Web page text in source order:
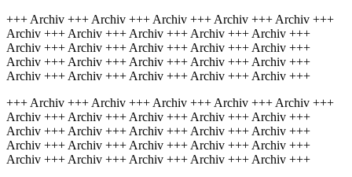
+++ Archiv +++ Archiv +++ Archiv +++ Archiv +++ Archiv +++
Archiv +++ Archiv +++ Archiv +++ Archiv +++ Archiv +++
Archiv +++ Archiv +++ Archiv +++ Archiv +++ Archiv +++
Archiv +++ Archiv +++ Archiv +++ Archiv +++ Archiv +++
Archiv +++ Archiv +++ Archiv +++ Archiv +++ Archiv +++
+++ Archiv +++ Archiv +++ Archiv +++ Archiv +++ Archiv +++
Archiv +++ Archiv +++ Archiv +++ Archiv +++ Archiv +++
Archiv +++ Archiv +++ Archiv +++ Archiv +++ Archiv +++
Archiv +++ Archiv +++ Archiv +++ Archiv +++ Archiv +++
Archiv +++ Archiv +++ Archiv +++ Archiv +++ Archiv +++